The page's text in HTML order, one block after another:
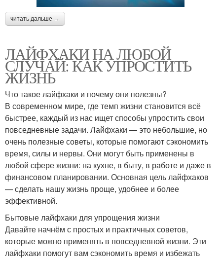
читать дальше →
ЛАЙФХАКИ НА ЛЮБОЙ
СЛУЧАЙ: КАК УПРОСТИТЬ
ЖИЗНЬ
Что такое лайфхаки и почему они полезны?
В современном мире, где темп жизни становится всё
быстрее, каждый из нас ищет способы упростить свои
повседневные задачи. Лайфхаки — это небольшие, но
очень полезные советы, которые помогают сэкономить
время, силы и нервы. Они могут быть применены в
любой сфере жизни: на кухне, в быту, в работе и даже в
финансовом планировании. Основная цель лайфхаков
— сделать нашу жизнь проще, удобнее и более
эффективной.
Бытовые лайфхаки для упрощения жизни
Давайте начнём с простых и практичных советов,
которые можно применять в повседневной жизни. Эти
лайфхаки помогут вам сэкономить время и избежать